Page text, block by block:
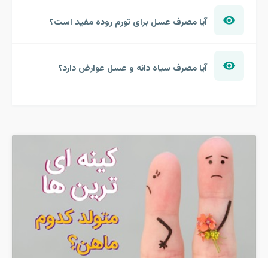
آیا مصرف عسل برای تورم روده مفید است؟
آیا مصرف سیاه دانه و عسل عوارض دارد؟